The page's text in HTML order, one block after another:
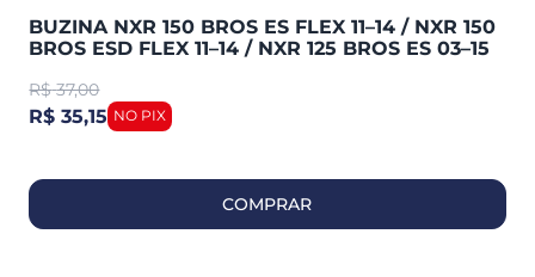
BUZINA NXR 150 BROS ES FLEX 11–14 / NXR 150
BROS ESD FLEX 11–14 / NXR 125 BROS ES 03–15
R$ 37,00
R$ 35,15
COMPRAR